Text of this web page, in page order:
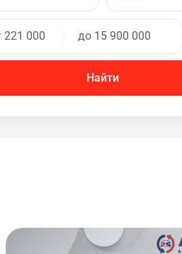
Найти